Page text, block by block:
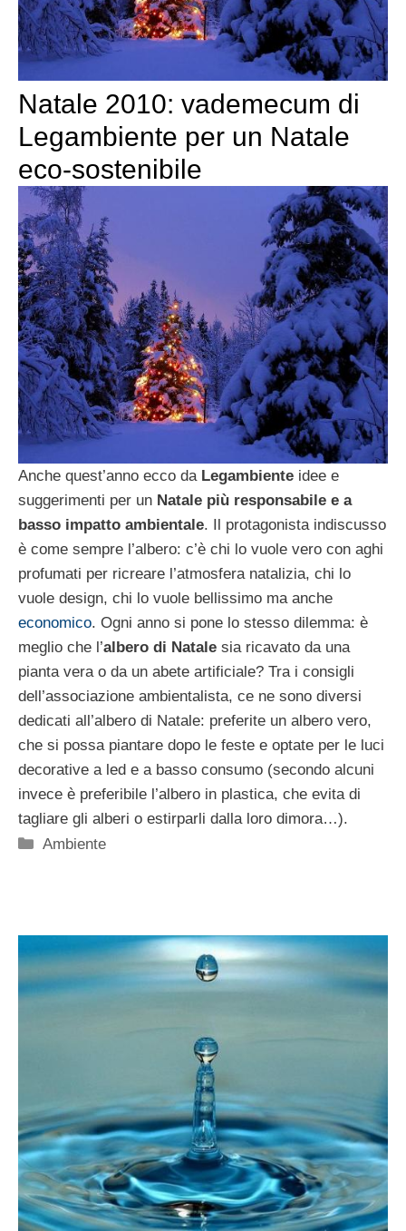
Natale 2010: vademecum di
Legambiente per un Natale
eco-sostenibile
Anche quest’anno ecco da Legambiente idee e
suggerimenti per un Natale più responsabile e a
basso impatto ambientale. Il protagonista indiscusso
è come sempre l’albero: c’è chi lo vuole vero con aghi
profumati per ricreare l’atmosfera natalizia, chi lo
vuole design, chi lo vuole bellissimo ma anche
economico. Ogni anno si pone lo stesso dilemma: è
meglio che l’albero di Natale sia ricavato da una
pianta vera o da un abete artificiale? Tra i consigli
dell’associazione ambientalista, ce ne sono diversi
dedicati all’albero di Natale: preferite un albero vero,
che si possa piantare dopo le feste e optate per le luci
decorative a led e a basso consumo (secondo alcuni
invece è preferibile l’albero in plastica, che evita di
tagliare gli alberi o estirparli dalla loro dimora…).
Categorie
Ambiente